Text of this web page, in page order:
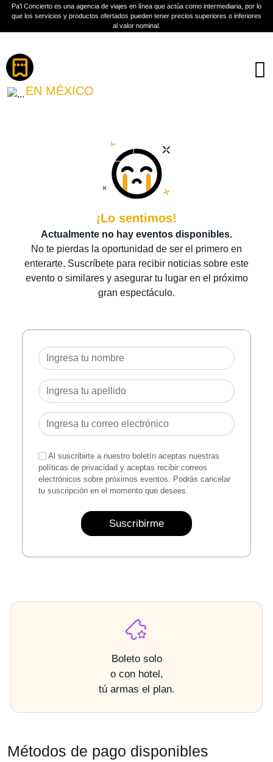
Pa'l Concierto es una agencia de viajes en línea que actúa como intermediaria, por lo
que los servicios y productos ofertados pueden tener precios superiores o inferiores
al valor nominal.
MARTIN BARRE
EN MÉXICO
Más información
¡Lo sentimos!
Actualmente no hay eventos disponibles.
No te pierdas la oportunidad de ser el primero en
enterarte. Suscríbete para recibir noticias sobre este
evento o similares y asegurar tu lugar en el próximo
gran espectáculo.
Al suscribirte a nuestro boletín aceptas nuestras
políticas de privacidad y aceptas recibir correos
electrónicos sobre próximos eventos. Podrás cancelar
tu suscripción en el momento que desees.
Suscribirme
Boleto solo
o con hotel,
tú armas el plan.
Métodos de pago disponibles